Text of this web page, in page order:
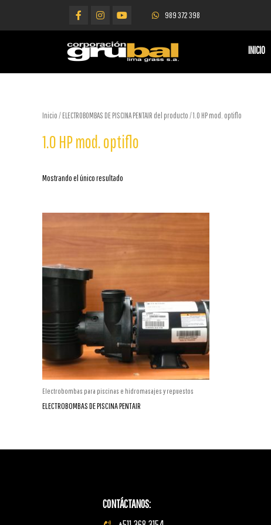
989 372 398
INICIO
Inicio / ELECTROBOMBAS DE PISCINA PENTAIR del producto / 1.0 HP mod. optiflo
1.0 HP mod. optiflo
Mostrando el único resultado
Electrobombas para piscinas e hidromasajes y repuestos
ELECTROBOMBAS DE PISCINA PENTAIR
CONTÁCTANOS: